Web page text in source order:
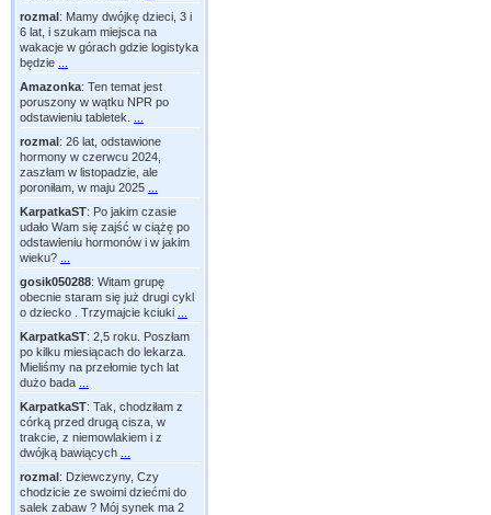
rozmal: Mamy dwójkę dzieci, 3 i
6 lat, i szukam miejsca na
wakacje w górach gdzie logistyka
będzie
Amazonka: Ten temat jest
poruszony w wątku NPR po
odstawieniu tabletek.
rozmal: 26 lat, odstawione
hormony w czerwcu 2024,
zaszłam w listopadzie, ale
poroniłam, w maju 2025
KarpatkaST: Po jakim czasie
udało Wam się zajść w ciążę po
odstawieniu hormonów i w jakim
wieku?
gosik050288: Witam grupę
obecnie staram się już drugi cykl
o dziecko . Trzymajcie kciuki
KarpatkaST: 2,5 roku. Poszłam
po kilku miesiącach do lekarza.
Mieliśmy na przełomie tych lat
dużo bada
KarpatkaST: Tak, chodziłam z
córką przed drugą cisza, w
trakcie, z niemowlakiem i z
dwójką bawiących
rozmal: Dziewczyny, Czy
chodzicie ze swoimi dziećmi do
salek zabaw ? Mój synek ma 2